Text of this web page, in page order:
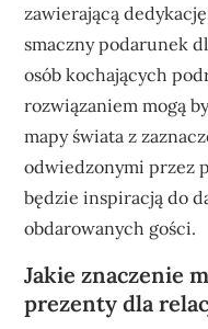
zawierającą
smaczny podarunek
osób kochających
rozwiązaniem mogą
mapy świata z
odwiedzonymi przez
będzie inspiracją do
obdarowanych gości.
Jakie znaczenie
prezenty dla